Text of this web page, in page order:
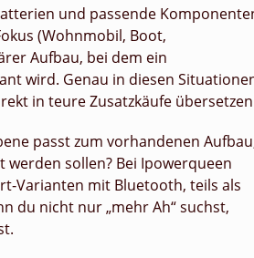
und passende
(Wohnmobil, Boot,
Aufbau, bei dem ein
wird. Genau in diesen
in teure Zusatzkäufe
passt zum vorhandenen
sollen? Bei Ipowerqueen
mit Bluetooth, teils als
du nicht nur „mehr Ah“ suchst,